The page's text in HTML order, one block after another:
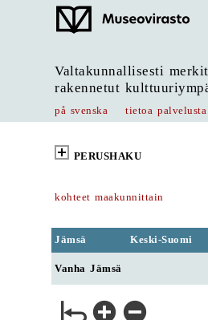
Valtakunnallisesti
rakennetut
på svenska tietoa palvelusta
PERUSHAKU
kohteet maakunnittain
Jämsä Keski-Suomi
Vanha Jämsä